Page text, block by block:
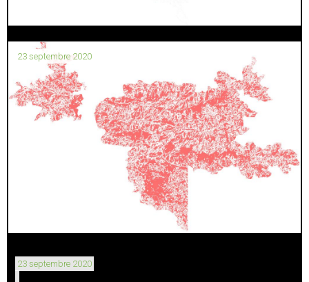
23 septembre 2020
23 septembre 2020